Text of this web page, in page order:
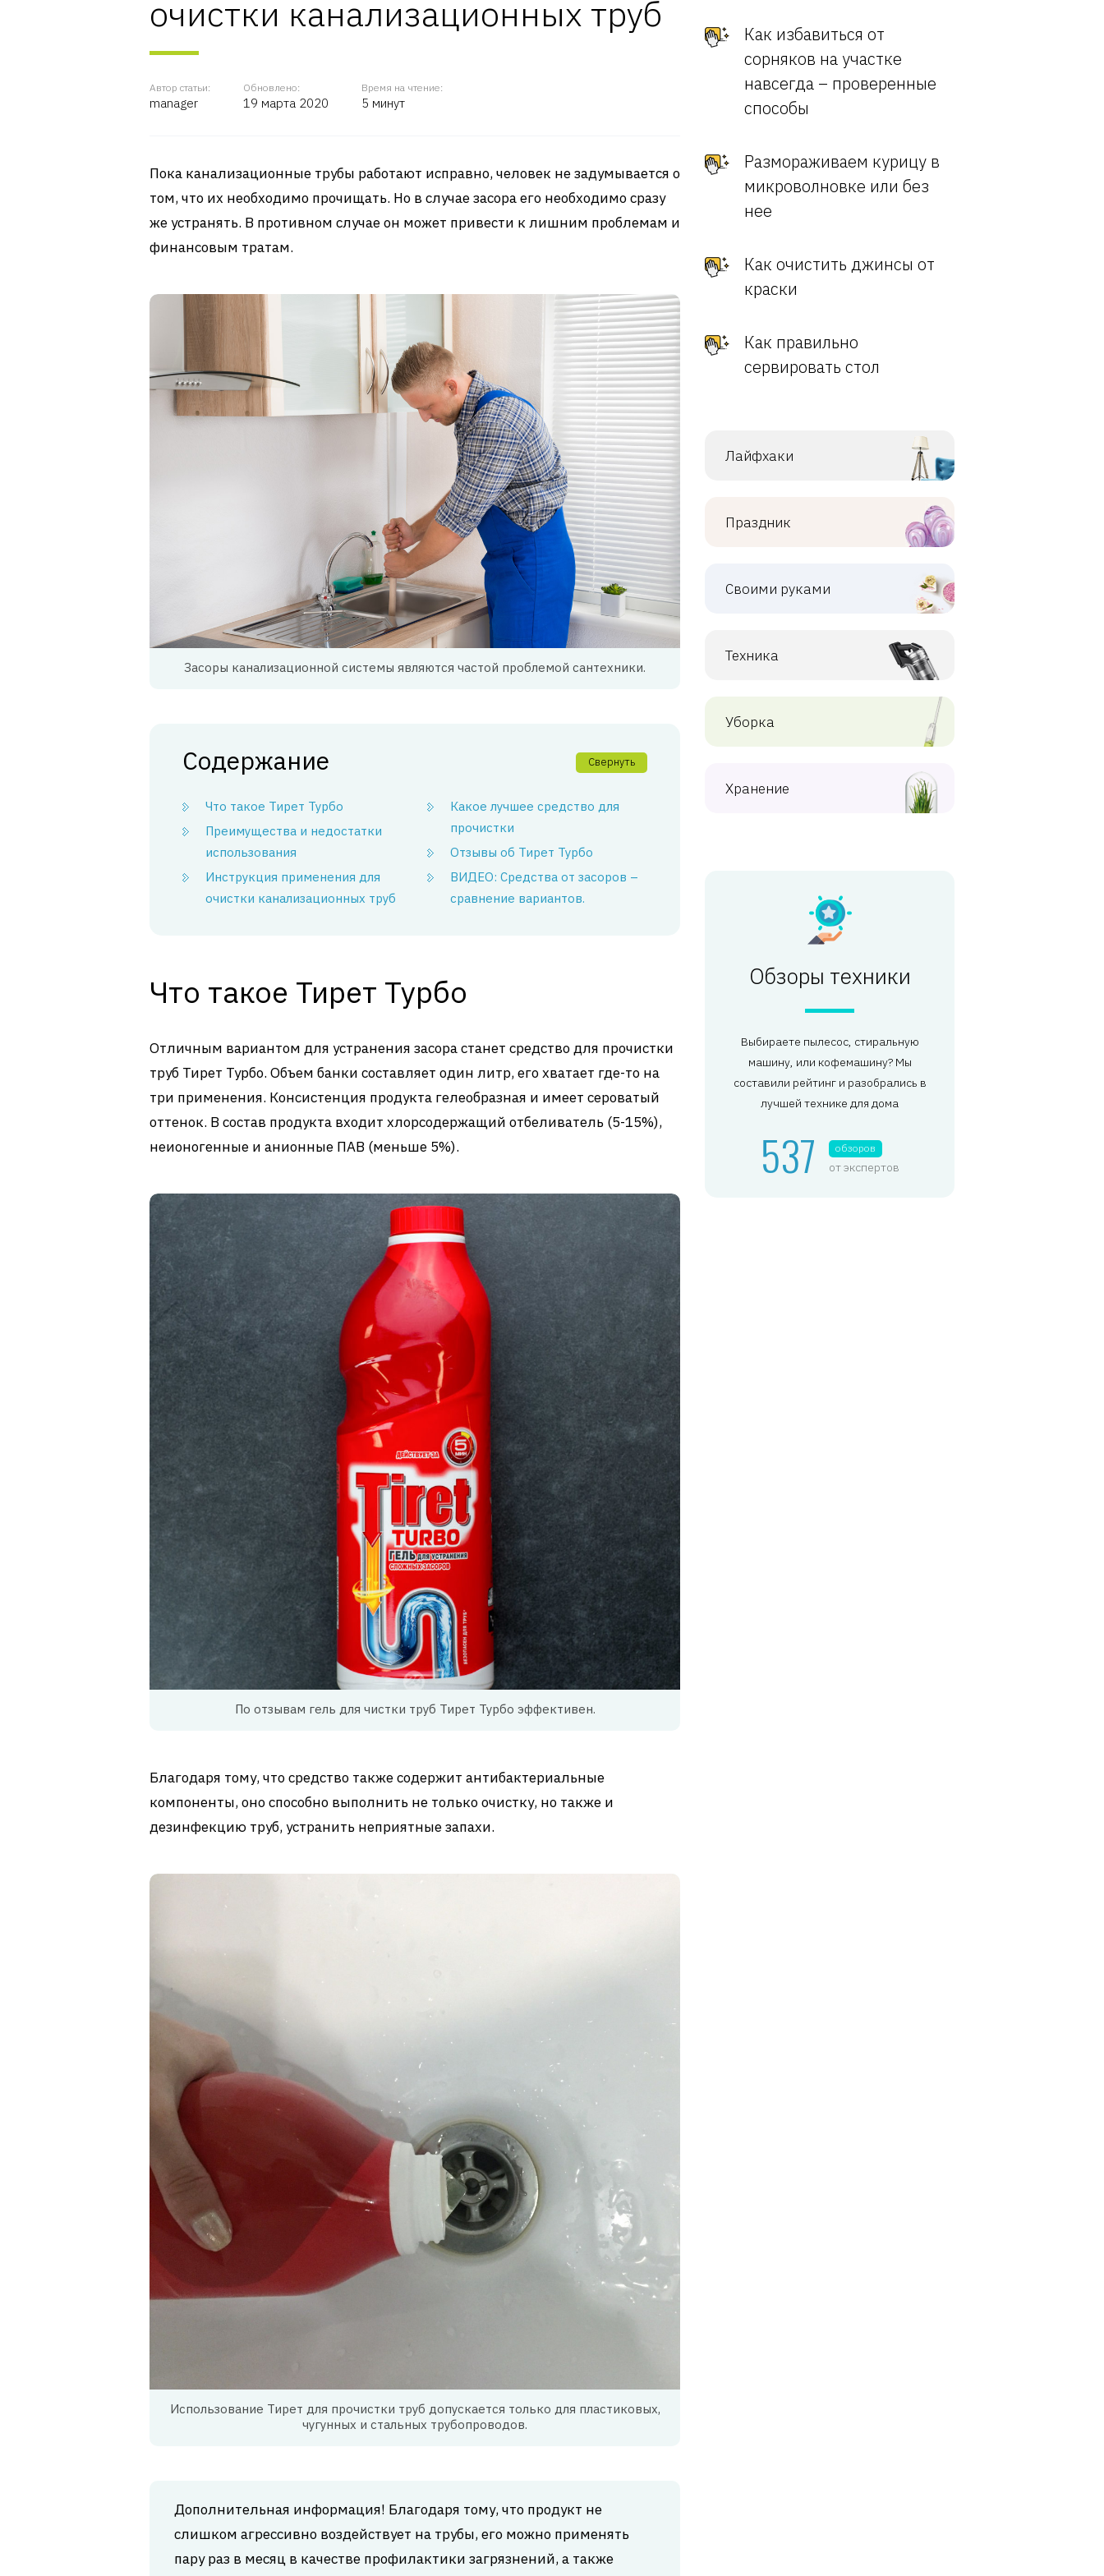
очистки канализационных труб
Автор статьи:
manager
Обновлено:
19 марта 2020
Время на чтение:
5 минут
Пока канализационные трубы работают исправно, человек не задумывается о
том, что их необходимо прочищать. Но в случае засора его необходимо сразу
же устранять. В противном случае он может привести к лишним проблемам и
финансовым тратам.
Засоры канализационной системы являются частой проблемой сантехники.
Содержание Свернуть
Что такое Тирет Турбо
Преимущества и недостатки
использования
Инструкция применения для
очистки канализационных труб
Какое лучшее средство для
прочистки
Отзывы об Тирет Турбо
ВИДЕО: Средства от засоров –
сравнение вариантов.
Что такое Тирет Турбо
Отличным вариантом для устранения засора станет средство для прочистки
труб Тирет Турбо. Объем банки составляет один литр, его хватает где-то на
три применения. Консистенция продукта гелеобразная и имеет сероватый
оттенок. В состав продукта входит хлорсодержащий отбеливатель (5-15%),
неионогенные и анионные ПАВ (меньше 5%).
По отзывам гель для чистки труб Тирет Турбо эффективен.
Благодаря тому, что средство также содержит антибактериальные
компоненты, оно способно выполнить не только очистку, но также и
дезинфекцию труб, устранить неприятные запахи.
Использование Тирет для прочистки труб допускается только для пластиковых,
чугунных и стальных трубопроводов.
Дополнительная информация! Благодаря тому, что продукт не
слишком агрессивно воздействует на трубы, его можно применять
пару раз в месяц в качестве профилактики загрязнений, а также
Как избавиться от
сорняков на участке
навсегда – проверенные
способы
Размораживаем курицу в
микроволновке или без
нее
Как очистить джинсы от
краски
Как правильно
сервировать стол
Лайфхаки
Праздник
Своими руками
Техника
Уборка
Хранение
Обзоры техники
Выбираете пылесос, стиральную
машину, или кофемашину? Мы
составили рейтинг и разобрались в
лучшей технике для дома
537 обзоров
от экспертов